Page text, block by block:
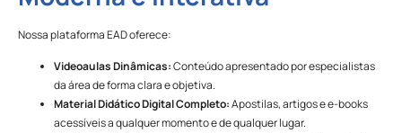
Nossa plataforma EAD oferece:
Videoaulas Dinâmicas:Conteúdo apresentado por especialistas
da área de forma clara e objetiva.
Material Didático Digital Completo:Apostilas, artigos e e-books
acessíveis a qualquer momento e de qualquer lugar.